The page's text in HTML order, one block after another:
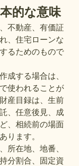
的な意味
不動産、有価証
、住宅ローンな
るためのもので
成する場合は、
使われることが
産目録は、生前
、任意後見、成
、相続前の場面
ります。
所在地、地番、
分割合、固定資